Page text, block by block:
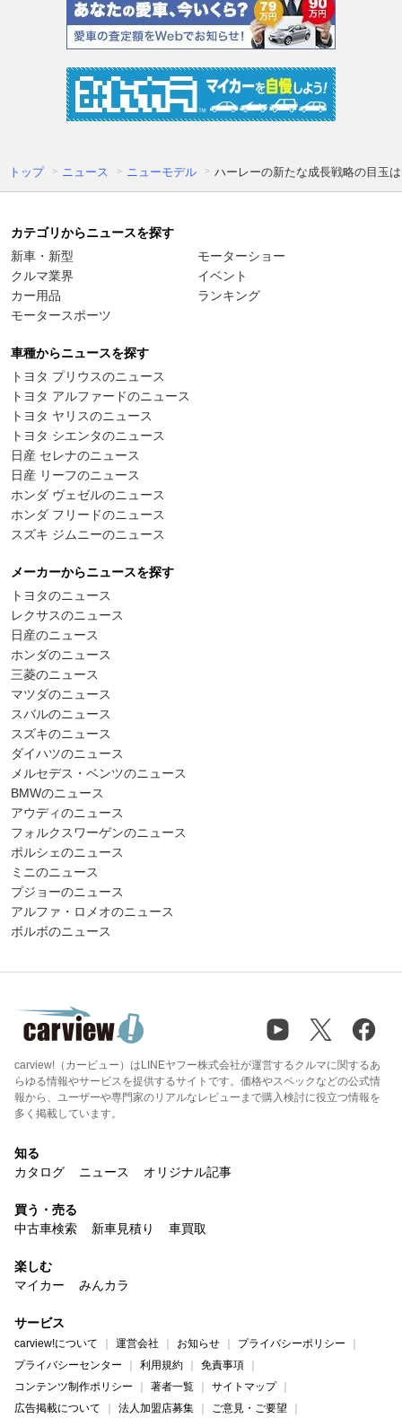
トップ ニュース ニューモデル ハーレーの新たな成長戦略の目玉
カテゴリからニュースを探す
新車・新型
クルマ業界
カー用品
モータースポーツ
モーターショー
イベント
ランキング
車種からニュースを探す
トヨタ プリウスのニュース
トヨタ アルファードのニュース
トヨタ ヤリスのニュース
トヨタ シエンタのニュース
日産 セレナのニュース
日産 リーフのニュース
ホンダ ヴェゼルのニュース
ホンダ フリードのニュース
スズキ ジムニーのニュース
メーカーからニュースを探す
トヨタのニュース
レクサスのニュース
日産のニュース
ホンダのニュース
三菱のニュース
マツダのニュース
スバルのニュース
スズキのニュース
ダイハツのニュース
メルセデス・ベンツのニュース
BMWのニュース
アウディのニュース
フォルクスワーゲンのニュース
ポルシェのニュース
ミニのニュース
プジョーのニュース
アルファ・ロメオのニュース
ボルボのニュース
carview!（カービュー）はLINEヤフー株式会社が運営するクルマに関するあ
らゆる情報やサービスを提供するサイトです。価格やスペックなどの公式情
報から、ユーザーや専門家のリアルなレビューまで購入検討に役立つ情報を
多く掲載しています。
知る
カタログ
ニュース オリジナル記事
買う・売る
中古車検索
新車見積り 車買取
楽しむ
マイカー
みんカラ
サービス
carview!について 運営会社 お知らせ
プライバシーポリシー
プライバシーセンター
利用規約
免責事項
コンテンツ制作ポリシー
著者一覧
サイトマップ
広告掲載について
法人加盟店募集 ご意見・ご要望